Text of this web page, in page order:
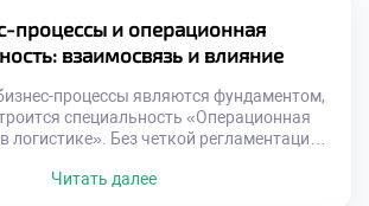
ценности для клиента. Скорость и
становятся важнее цены товара.
за счет превосходства в исполнении
процессы и операционная
взаимосвязь и влияние
процессы являются фундаментом,
специальность «Операционная
логистике». Без четкой регламентации
деятельность реализует заложенные в
Читать далее